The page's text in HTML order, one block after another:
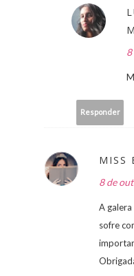
Responder
MISS
8 de
A
sofre